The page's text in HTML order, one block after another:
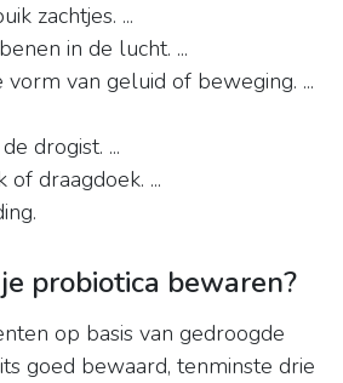
zachtjes. ...
in de lucht. ...
vorm van geluid of beweging. ...
drogist. ...
of draagdoek. ...
probiotica bewaren?
op basis van gedroogde
goed bewaard, tenminste drie